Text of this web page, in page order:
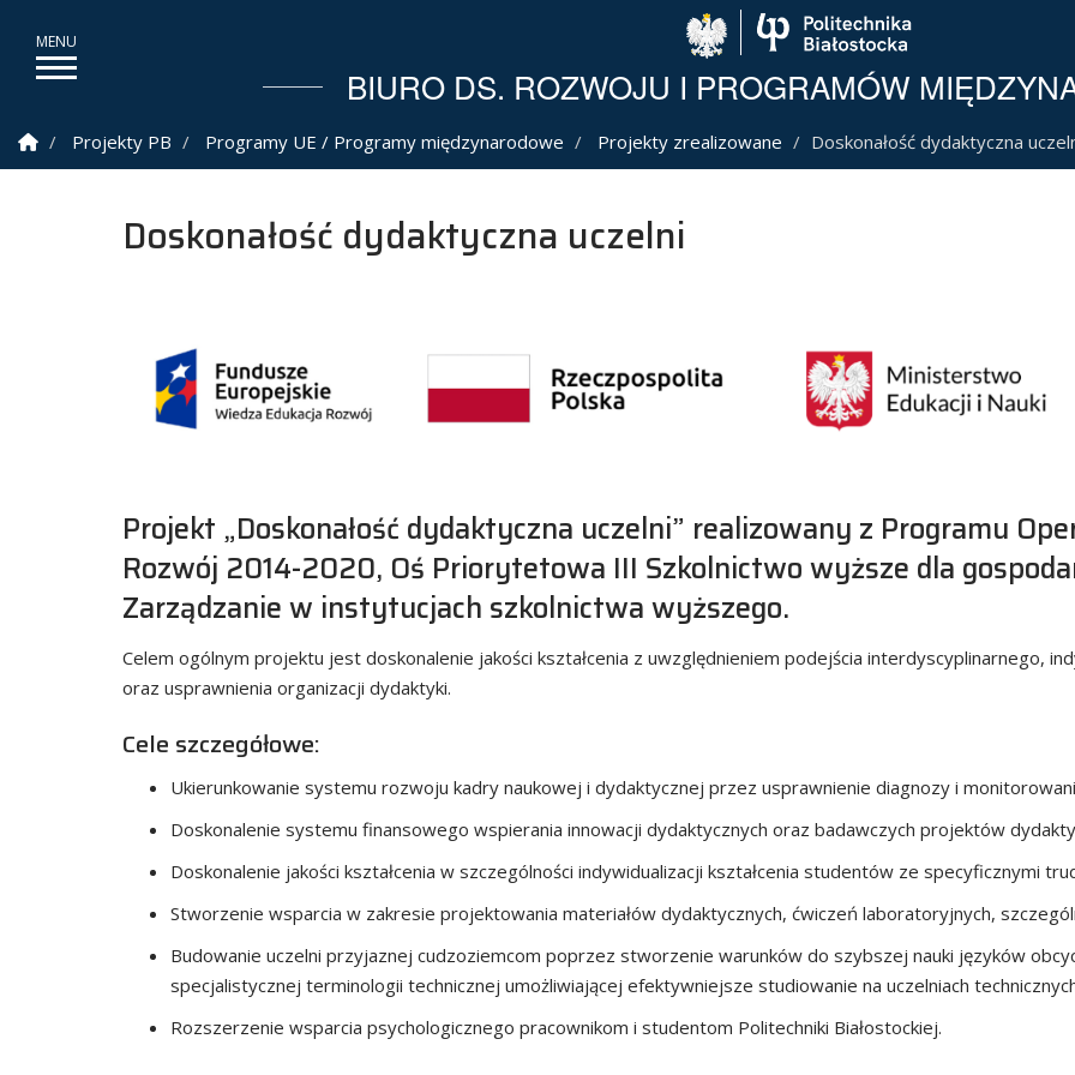
BIURO DS. ROZWOJU I PROGRAMÓW
Strona Główna
Projekty PB Programy UE / Programy międzynarodowe Projekty zrealizowane Doskonałość dydaktyczna
Doskonałość dydaktyczna uczelni
Projekt „Doskonałość dydaktyczna uczelni” realizowany z Programu
Rozwój 2014-2020, Oś Priorytetowa III Szkolnictwo wyższe dla
Zarządzanie w instytucjach szkolnictwa wyższego.
Celem ogólnym projektu jest doskonalenie jakości kształcenia z uwzględnieniem podejścia interdyscyplinarnego,
oraz usprawnienia organizacji dydaktyki.
Cele szczegółowe:
Ukierunkowanie systemu rozwoju kadry naukowej i dydaktycznej przez usprawnienie diagnozy i
Doskonalenie systemu finansowego wspierania innowacji dydaktycznych oraz badawczych projektów
Doskonalenie jakości kształcenia w szczególności indywidualizacji kształcenia studentów ze specyficznymi
Stworzenie wsparcia w zakresie projektowania materiałów dydaktycznych, ćwiczeń laboratoryjnych,
Budowanie uczelni przyjaznej cudzoziemcom poprzez stworzenie warunków do szybszej nauki języków
specjalistycznej terminologii technicznej umożliwiającej efektywniejsze studiowanie na uczelniach
Rozszerzenie wsparcia psychologicznego pracownikom i studentom Politechniki Białostockiej.